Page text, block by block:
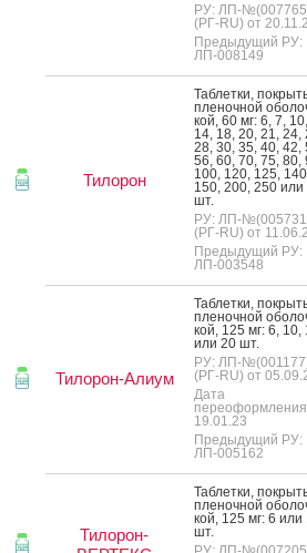
РУ: ЛП-
(РГ-RU) от
Предыдущий РУ:
ЛП-008149
Тилорон
Таб­летки,
пле­ноч­ной
кой, 60 мг: 6, 7,
14, 18, 20, 21, 24,
28, 30, 35, 40, 42,
56, 60, 70, 75, 80,
100, 120, 125, 140,
150, 200, 250 или
шт.
РУ: ЛП-
(РГ-RU) от
Предыдущий РУ:
ЛП-003548
Тилорон-Алиум
Таб­летки,
пле­ноч­ной
кой, 125 мг: 6, 10,
или 20 шт.
РУ: ЛП-
(РГ-RU) от
Дата
19.01.23
Предыдущий РУ:
ЛП-005162
Тилорон-
Таб­летки,
пле­ноч­ной
кой, 125 мг: 6 или
шт.